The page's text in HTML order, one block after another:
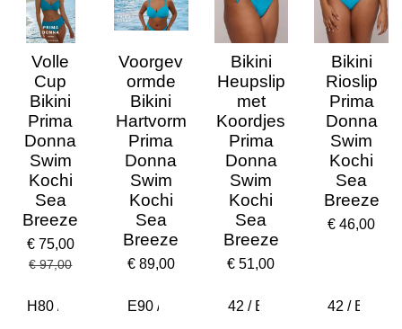
Volle
Cup
Bikini
Prima
Donna
Swim
Kochi
Sea
Breeze
€ 75,00
€ 97,00
Voorgev
ormde
Bikini
Hartvorm
Prima
Donna
Swim
Kochi
Sea
Breeze
€ 89,00
Bikini
Heupslip
met
Koordjes
Prima
Donna
Swim
Kochi
Sea
Breeze
€ 51,00
Bikini
Rioslip
Prima
Donna
Swim
Kochi
Sea
Breeze
€ 46,00